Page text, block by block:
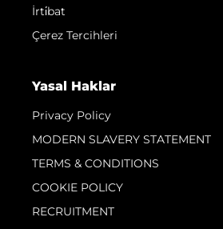
İrti̇bat
Çerez Tercihleri
Yasal Haklar
Privacy Policy
MODERN SLAVERY STATEMENT
TERMS & CONDITIONS
COOKIE POLICY
RECRUITMENT